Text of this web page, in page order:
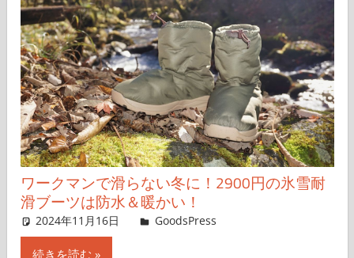
ワークマンで滑らない冬に！2900円の氷雪耐
滑ブーツは防水＆暖かい！
2024年11月16日 ＆GP
GoodsPress
続きを読む